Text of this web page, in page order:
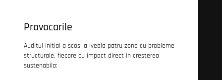
Provocarile
Auditul initial a scos la iveala patru zone cu probleme
structurale, fiecare cu impact direct in cresterea
sustenabila: